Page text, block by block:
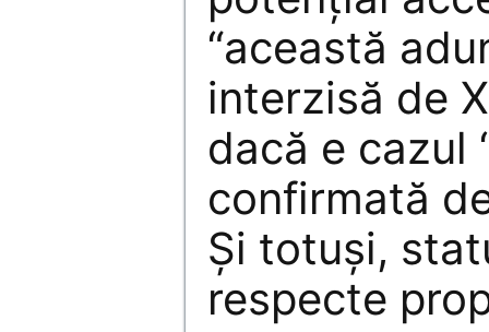
“această
interzisă de
dacă e cazul
confirmată
Şi totuşi,
respecte